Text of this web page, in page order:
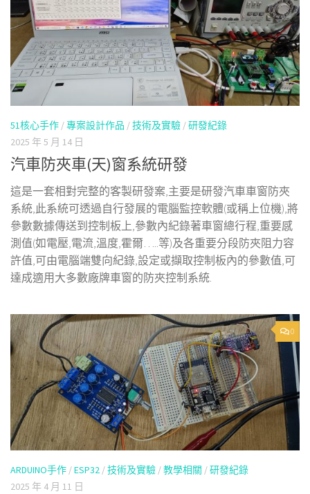
51核心手作 /專案設計作品 /技術及實驗 /研發紀錄
2025 年 5 月 14 日
汽車防夾車(天)窗系統研發
這是一套相對完整的客製研發案,主要是研發汽車車窗防夾
系統,此系統可透過自行發展的電腦監控軟體(或稱上位機),將
參數數據傳送到控制板上,參數內紀錄著車窗總行程,重要感
測值(如電壓,電流,溫度,霍爾…..等)及各重要分段防夾阻力容
許值,可由電腦端雙向紀錄,設定或擷取控制板內的參數值,可
達成適用大多數廠牌車窗的防夾控制系統.
0
ARDUINO手作 /ESP32 /技術及實驗 /教學相關 /研發紀錄
2025 年 4 月 11 日